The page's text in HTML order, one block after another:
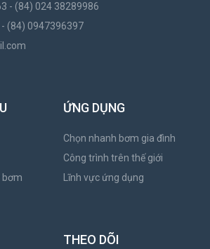
- (84) 024 38289986
(84) 0947396397
bơm
ỨNG DỤNG
Chọn nhanh bơm gia đình
Công trình trên thế giới
Lĩnh vực ứng dụng
THEO DÕI